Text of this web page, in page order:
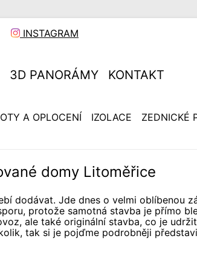
INSTAGRAM
3D PANORÁMY KONTAKT
A OPLOCENÍ IZOLACE ZEDNICKÉ
domy Litoměřice
dodávat. Jde dnes o velmi oblíbenou
protože samotná stavba je přímo
ale také originální stavba, co je
tak si je pojďme podrobněji